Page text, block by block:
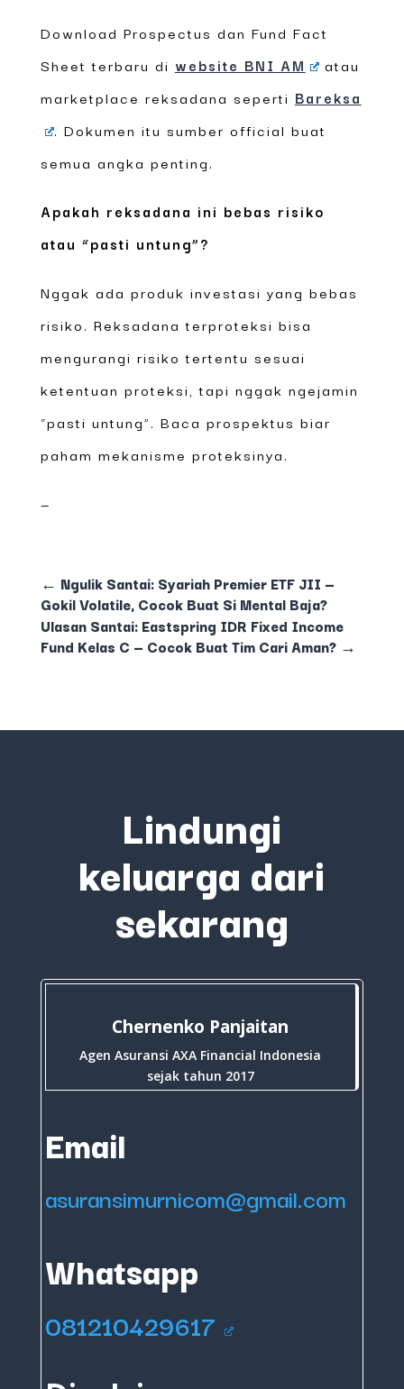
Download Prospectus dan Fund Fact
Sheet terbaru di website BNI AM
atau
marketplace reksadana seperti Bareksa
. Dokumen itu sumber official buat
semua angka penting.
Apakah reksadana ini bebas risiko
atau “pasti untung”?
Nggak ada produk investasi yang bebas
risiko. Reksadana terproteksi bisa
mengurangi risiko tertentu sesuai
ketentuan proteksi, tapi nggak ngejamin
“pasti untung”. Baca prospektus biar
paham mekanisme proteksinya.
—
← Ngulik Santai: Syariah Premier ETF JII —
Gokil Volatile, Cocok Buat Si Mental Baja?
Ulasan Santai: Eastspring IDR Fixed Income
Fund Kelas C — Cocok Buat Tim Cari Aman?→
Lindungi
keluarga dari
sekarang
Chernenko Panjaitan
Agen Asuransi AXA Financial Indonesia
Email